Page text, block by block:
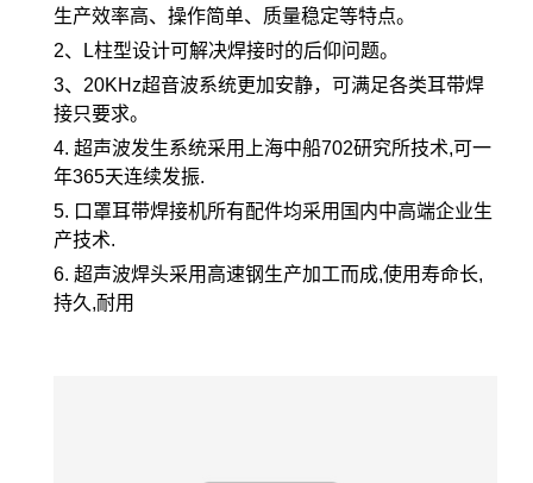
生产效率高、操作简单、质量稳定等特点。
2、L柱型设计可解决焊接时的后仰问题。
3、20KHz超音波系统更加安静，可满足各类耳带焊
接只要求。
4. 超声波发生系统采用上海中船702研究所技术,可一
年365天连续发振.
5. 口罩耳带焊接机所有配件均采用国内中高端企业生
产技术.
6. 超声波焊头采用高速钢生产加工而成,使用寿命长,
持久,耐用